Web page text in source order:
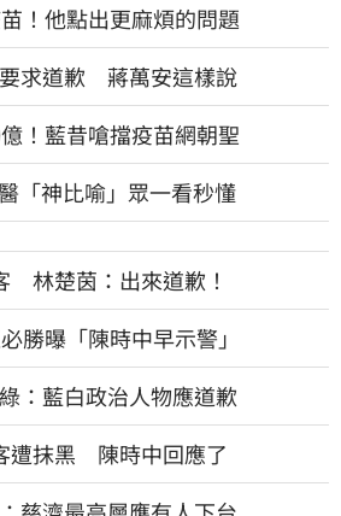
！他點出更麻煩的問題
求道歉 蔣萬安這樣說
！藍昔嗆擋疫苗網朝聖
「神比喻」眾一看秒懂
林楚茵：出來道歉！
曝「陳時中早示警」
：藍白政治人物應道歉
遭抹黑 陳時中回應了